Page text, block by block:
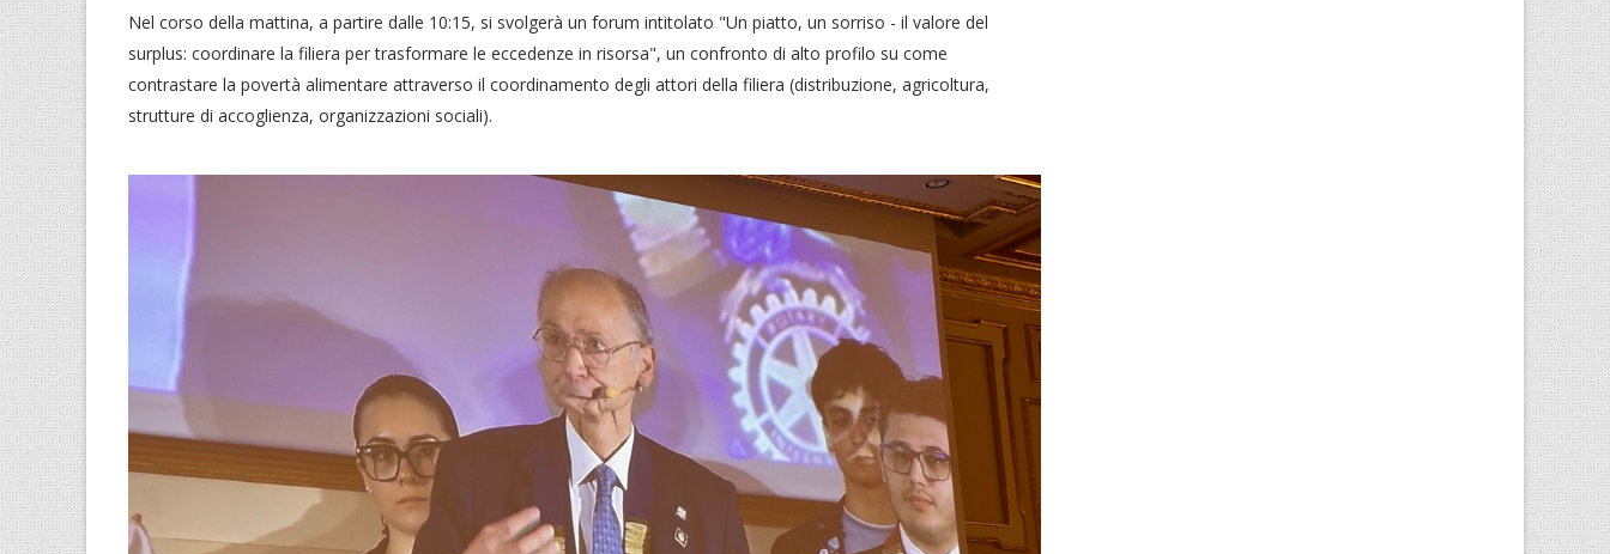
Nel corso della mattina, a partire dalle 10:15, si svolgerà un forum intitolato "Un piatto, un sorriso - il valore del
surplus: coordinare la filiera per trasformare le eccedenze in risorsa", un confronto di alto profilo su come
contrastare la povertà alimentare attraverso il coordinamento degli attori della filiera (distribuzione, agricoltura,
strutture di accoglienza, organizzazioni sociali).